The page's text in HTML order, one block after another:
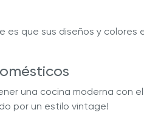
es que sus diseños y
una cocina moderna con
por un estilo vintage!